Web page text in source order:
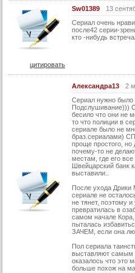
16 серия
16 серия (суб)
17 серия
17 серия (суб)
21 серия
21 серия (суб)
Sw01389
13
Сериал очень
после42 серии-
кто -нибудь
цитировать
Александра13
2
Сериал нужно было
Подслушивание)))
бесило что они не
то что полиции в
сериале было не
браз.сериалами)
проще простого, но
почему-то не
местам, где его все
Швейцарский банк
выставили..
После ухода
сериале не
не тянет, поэтому
превратилась в
самом начале Кора,
пыталась
ЗАЧЕМ, если она
Пол сериала
выставляют самым
оказалось что это
больше похож на